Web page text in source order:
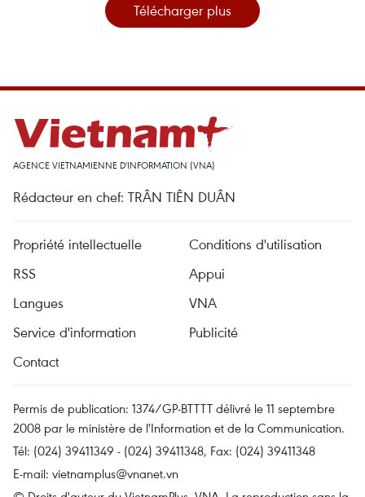
Télécharger plus
AGENCE VIETNAMIENNE D'INFORMATION (VNA)
Rédacteur en chef: TRÂN TIÊN DUÂN
Propriété intellectuelle
Conditions d'utilisation
RSS
Appui
Langues
VNA
Service d'information
Publicité
Contact
Permis de publication: 1374/GP-BTTTT délivré le 11 septembre
2008 par le ministère de l'Information et de la Communication.
Tél: (024) 39411349 - (024) 39411348, Fax: (024) 39411348
E-mail: vietnamplus@vnanet.vn